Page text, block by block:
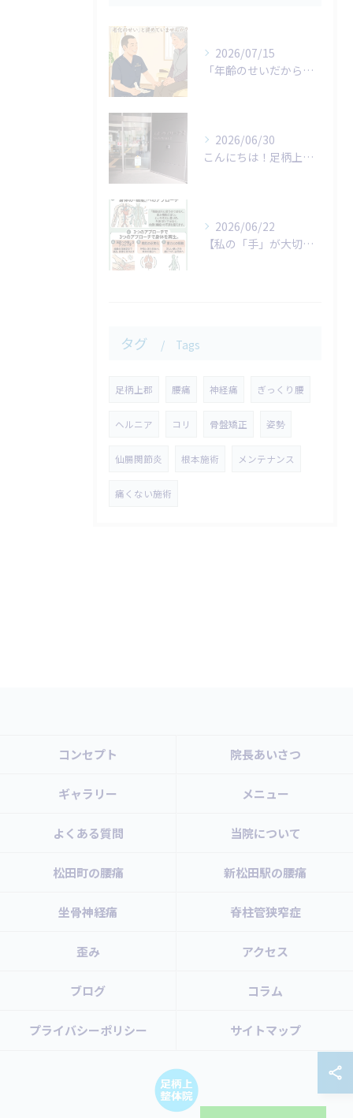
2026/07/15
「年齢のせいだから仕方がない…」
2026/06/30
こんにちは！足柄上整体院です。
2026/06/22
​【私の「手」が大切にしていること】
タグ Tags
足柄上郡 腰痛 神経痛 ぎっくり腰
ヘルニア コリ 骨盤矯正 姿勢
仙腸関節炎 根本施術 メンテナンス
痛くない施術
コンセプト 院長あいさつ
ギャラリー メニュー
よくある質問 当院について
松田町の腰痛 新松田駅の腰痛
坐骨神経痛 脊柱管狭窄症
歪み アクセス
ブログ コラム
プライバシーポリシー サイトマップ